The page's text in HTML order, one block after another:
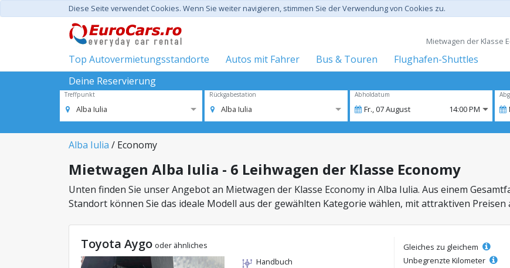
Diese Seite verwendet Cookies. Wenn Sie weiter navigieren, stimmen Sie der Verwendung von Cookies zu.
Mietwagen der Klasse
Top Autovermietungsstandorte Autos mit Fahrer Bus & Touren
Flughafen-Shuttles
Deine Reservierung
Treffpunkt
Alba Iulia
Rückgabestation
Alba Iulia
Abholdatum
Fr.,07August 14:00 PM
Alba Iulia / Economy
Mietwagen Alba Iulia - 6 Leihwagen der Klasse Economy
Unten finden Sie unser Angebot an Mietwagen der Klasse Economy in Alba Iulia. Aus einem
Standort können Sie das ideale Modell aus der gewählten Kategorie wählen, mit attraktiven Preisen
Toyota Aygo oder ähnliches
Handbuch
Gleiches zu gleichem
Unbegrenzte Kilometer